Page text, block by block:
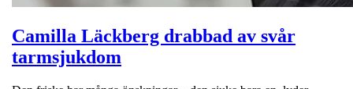
Camilla Läckberg drabbad av svår
tarmsjukdom